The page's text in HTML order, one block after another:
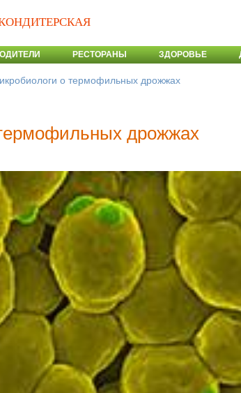
РЕСТОРАНЫ ЗДОРОВЬЕ
о термофильных дрожжах
дрожжах